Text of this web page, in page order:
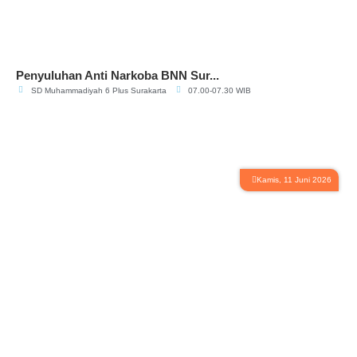
Penyuluhan Anti Narkoba BNN Sur...
SD Muhammadiyah 6 Plus Surakarta 07.00-07.30 WIB
Kamis, 11 Juni 2026